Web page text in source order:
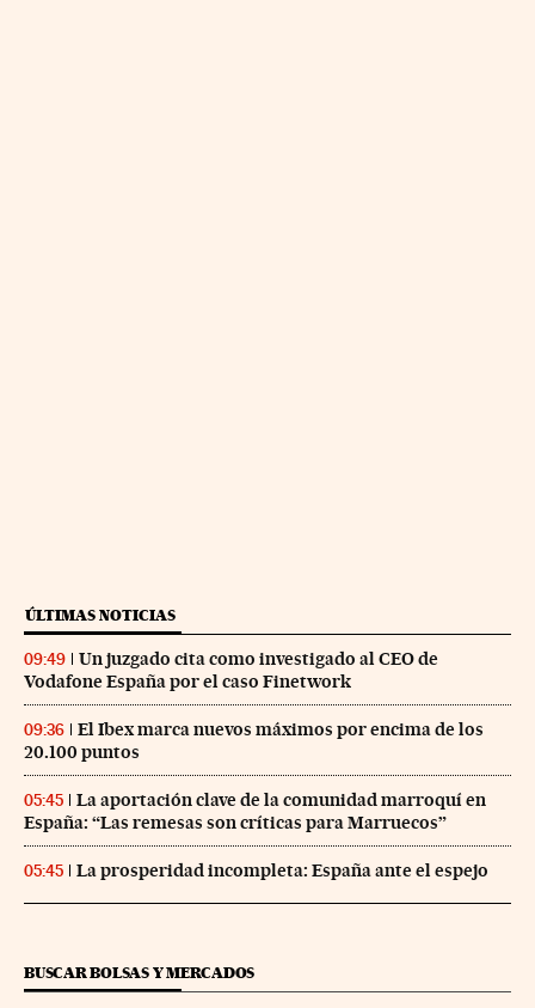
ÚLTIMAS NOTICIAS
09:49
Un juzgado cita como investigado al CEO de
Vodafone España por el caso Finetwork
09:36
El Ibex marca nuevos máximos por encima de los
20.100 puntos
05:45
La aportación clave de la comunidad marroquí en
España: “Las remesas son críticas para Marruecos”
05:45 La prosperidad incompleta: España ante el espejo
BUSCAR BOLSAS Y MERCADOS